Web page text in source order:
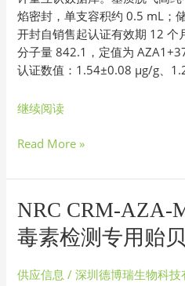
焰密封，单支容积约 0.5 mL；
开封自销售起认证有效期 12 个
分子量 842.1，定值为
认证数值：1.54±0.08 μg/g、
继续阅读
1
校
准
溶
液
购
术
AZA1
Read More »
NRC CRM-AZA-
毒素检测专用贻
供应信息 /深圳德博瑞生物科技
NRC
CRM-
AZA-
氮